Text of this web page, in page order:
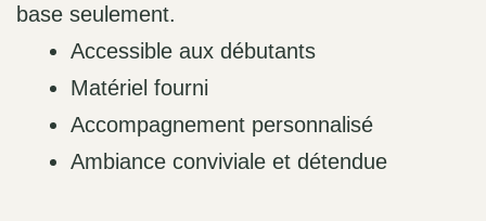
base seulement.
Accessible aux débutants
Matériel fourni
Accompagnement personnalisé
Ambiance conviviale et détendue